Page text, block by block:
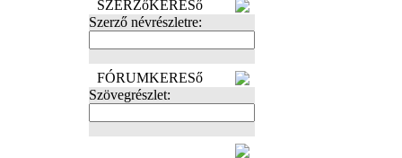
SZERZőKERESő
Szerző névrészletre:
FÓRUMKERESő
Szövegrészlet: